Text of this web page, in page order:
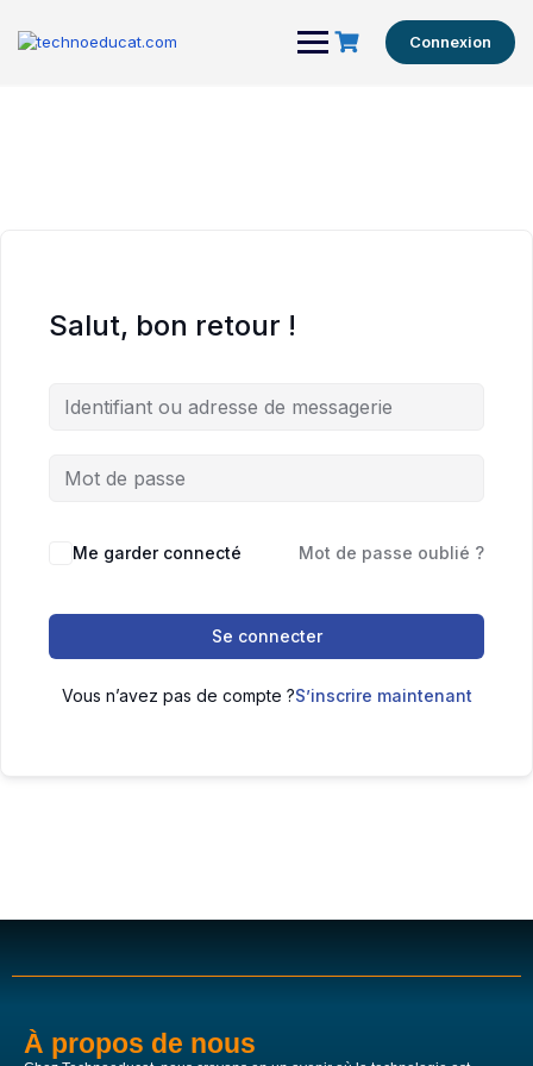
Connexion
Salut, bon retour !
Me garder connecté Mot de passe oublié ?
Se connecter
Vous n’avez pas de compte ?S’inscrire maintenant
À propos de nous